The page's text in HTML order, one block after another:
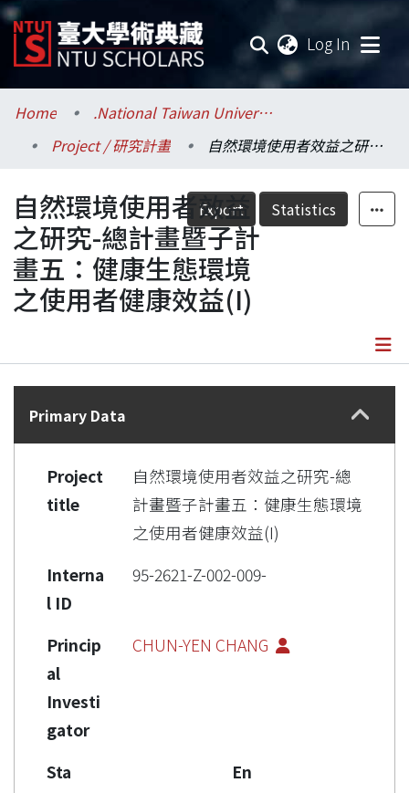
Log In
Communities & Collections
Research Outputs
Fundings & Projects
Researchers
Organizations
Home
.National Taiwan University / 國立臺灣大學
Project / 研究計畫
自然環境使用者效益之研究-總計畫暨子計畫五：健康生態環境之使用者健康效益(I)
Export Statistics
自然環境使用者效益
之研究-總計畫暨子計
畫五：健康生態環境
之使用者健康效益(I)
Details
Primary Data
Project
title
自然環境使用者效益之研究-總
計畫暨子計畫五：健康生態環境
之使用者健康效益(I)
Interna
l ID
95-2621-Z-002-009-
Princip
al
Investi
gator
CHUN-YEN CHANG
Sta
En